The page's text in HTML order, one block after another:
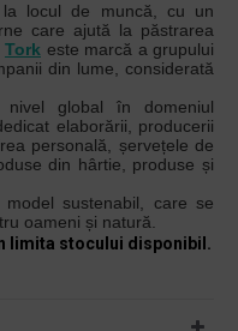
locul de muncă, cu un
care ajută la păstrarea
Tork este marcă a grupului
din lume, considerată
global în domeniul
elaborării, producerii
personală, șervețele de
din hârtie, produse și
sustenabil, care se
oameni și natură.
limita stocului disponibil.